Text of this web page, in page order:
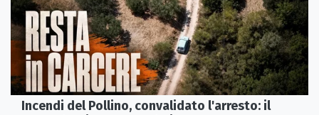
Incendi del Pollino, convalidato l'arresto: il